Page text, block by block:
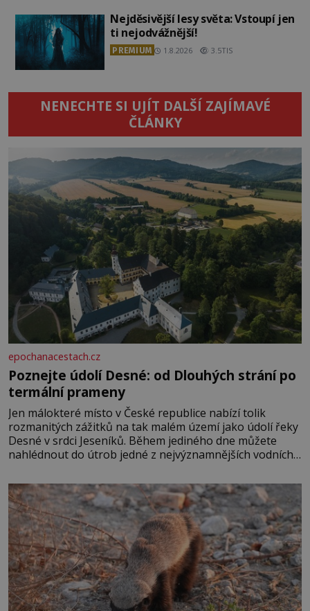
Nejděsivější lesy světa: Vstoupí jen
ti nejodvážnější!
PREMIUM 1.8.2026 3.5TIS
NENECHTE SI UJÍT DALŠÍ ZAJÍMAVÉ
ČLÁNKY
epochanacestach.cz
Poznejte údolí Desné: od Dlouhých strání po
termální prameny
Jen málokteré místo v České republice nabízí tolik
rozmanitých zážitků na tak malém území jako údolí řeky
Desné v srdci Jeseníků. Během jediného dne můžete
nahlédnout do útrob jedné z nejvýznamnějších vodních
se na koloběžce a den zakončit poznáváním památek ve
Velkých Losinách nebo v termálním